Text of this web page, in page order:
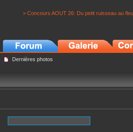
> Concours AOUT 26: Du petit ruisseau au
Dernières photos